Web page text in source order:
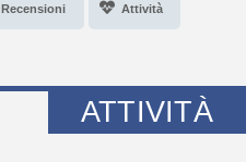
Recensioni Attività
ATTIVITÀ